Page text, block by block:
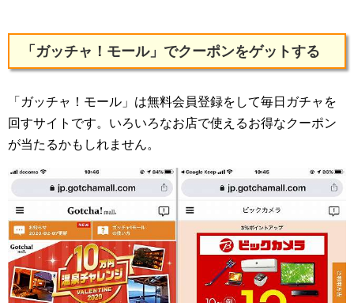
「ガッチャ！モール」でクーポンをゲットする
「ガッチャ！モール」は無料会員登録をして毎日ガチャを
回すサイトです。いろいろなお店で使えるお得なクーポン
が当たるかもしれません。